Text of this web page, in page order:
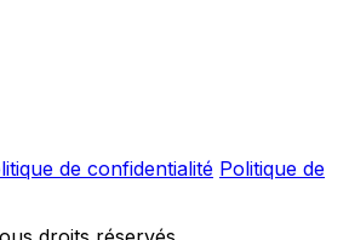
de confidentialité Politique de